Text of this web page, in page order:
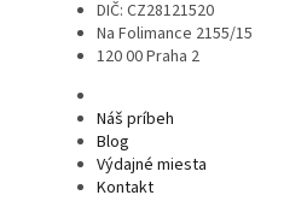
DIČ: CZ28121520
Na Folimance 2155/15
120 00 Praha 2
Náš príbeh
Blog
Výdajné miesta
Kontakt